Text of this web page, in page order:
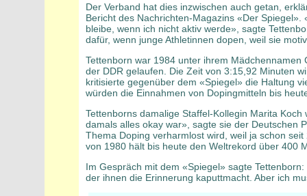
Der Verband hat dies inzwischen auch getan,
Bericht des Nachrichten-Magazins «Der
bleibe, wenn ich nicht aktiv werde», sagte
dafür, wenn junge Athletinnen dopen, weil sie
Tettenborn war 1984 unter ihrem
der DDR gelaufen. Die Zeit von 3:15,92 Minuten
kritisierte gegenüber dem «Spiegel» die Haltung
würden die Einnahmen von Dopingmitteln bis
Tettenborns damalige Staffel-Kollegin Marita
damals alles okay war», sagte sie der Deutschen
Thema Doping verharmlost wird, weil ja schon
von 1980 hält bis heute den Weltrekord über 400
Im Gespräch mit dem «Spiegel» sagte
der ihnen die Erinnerung kaputtmacht. Aber ich